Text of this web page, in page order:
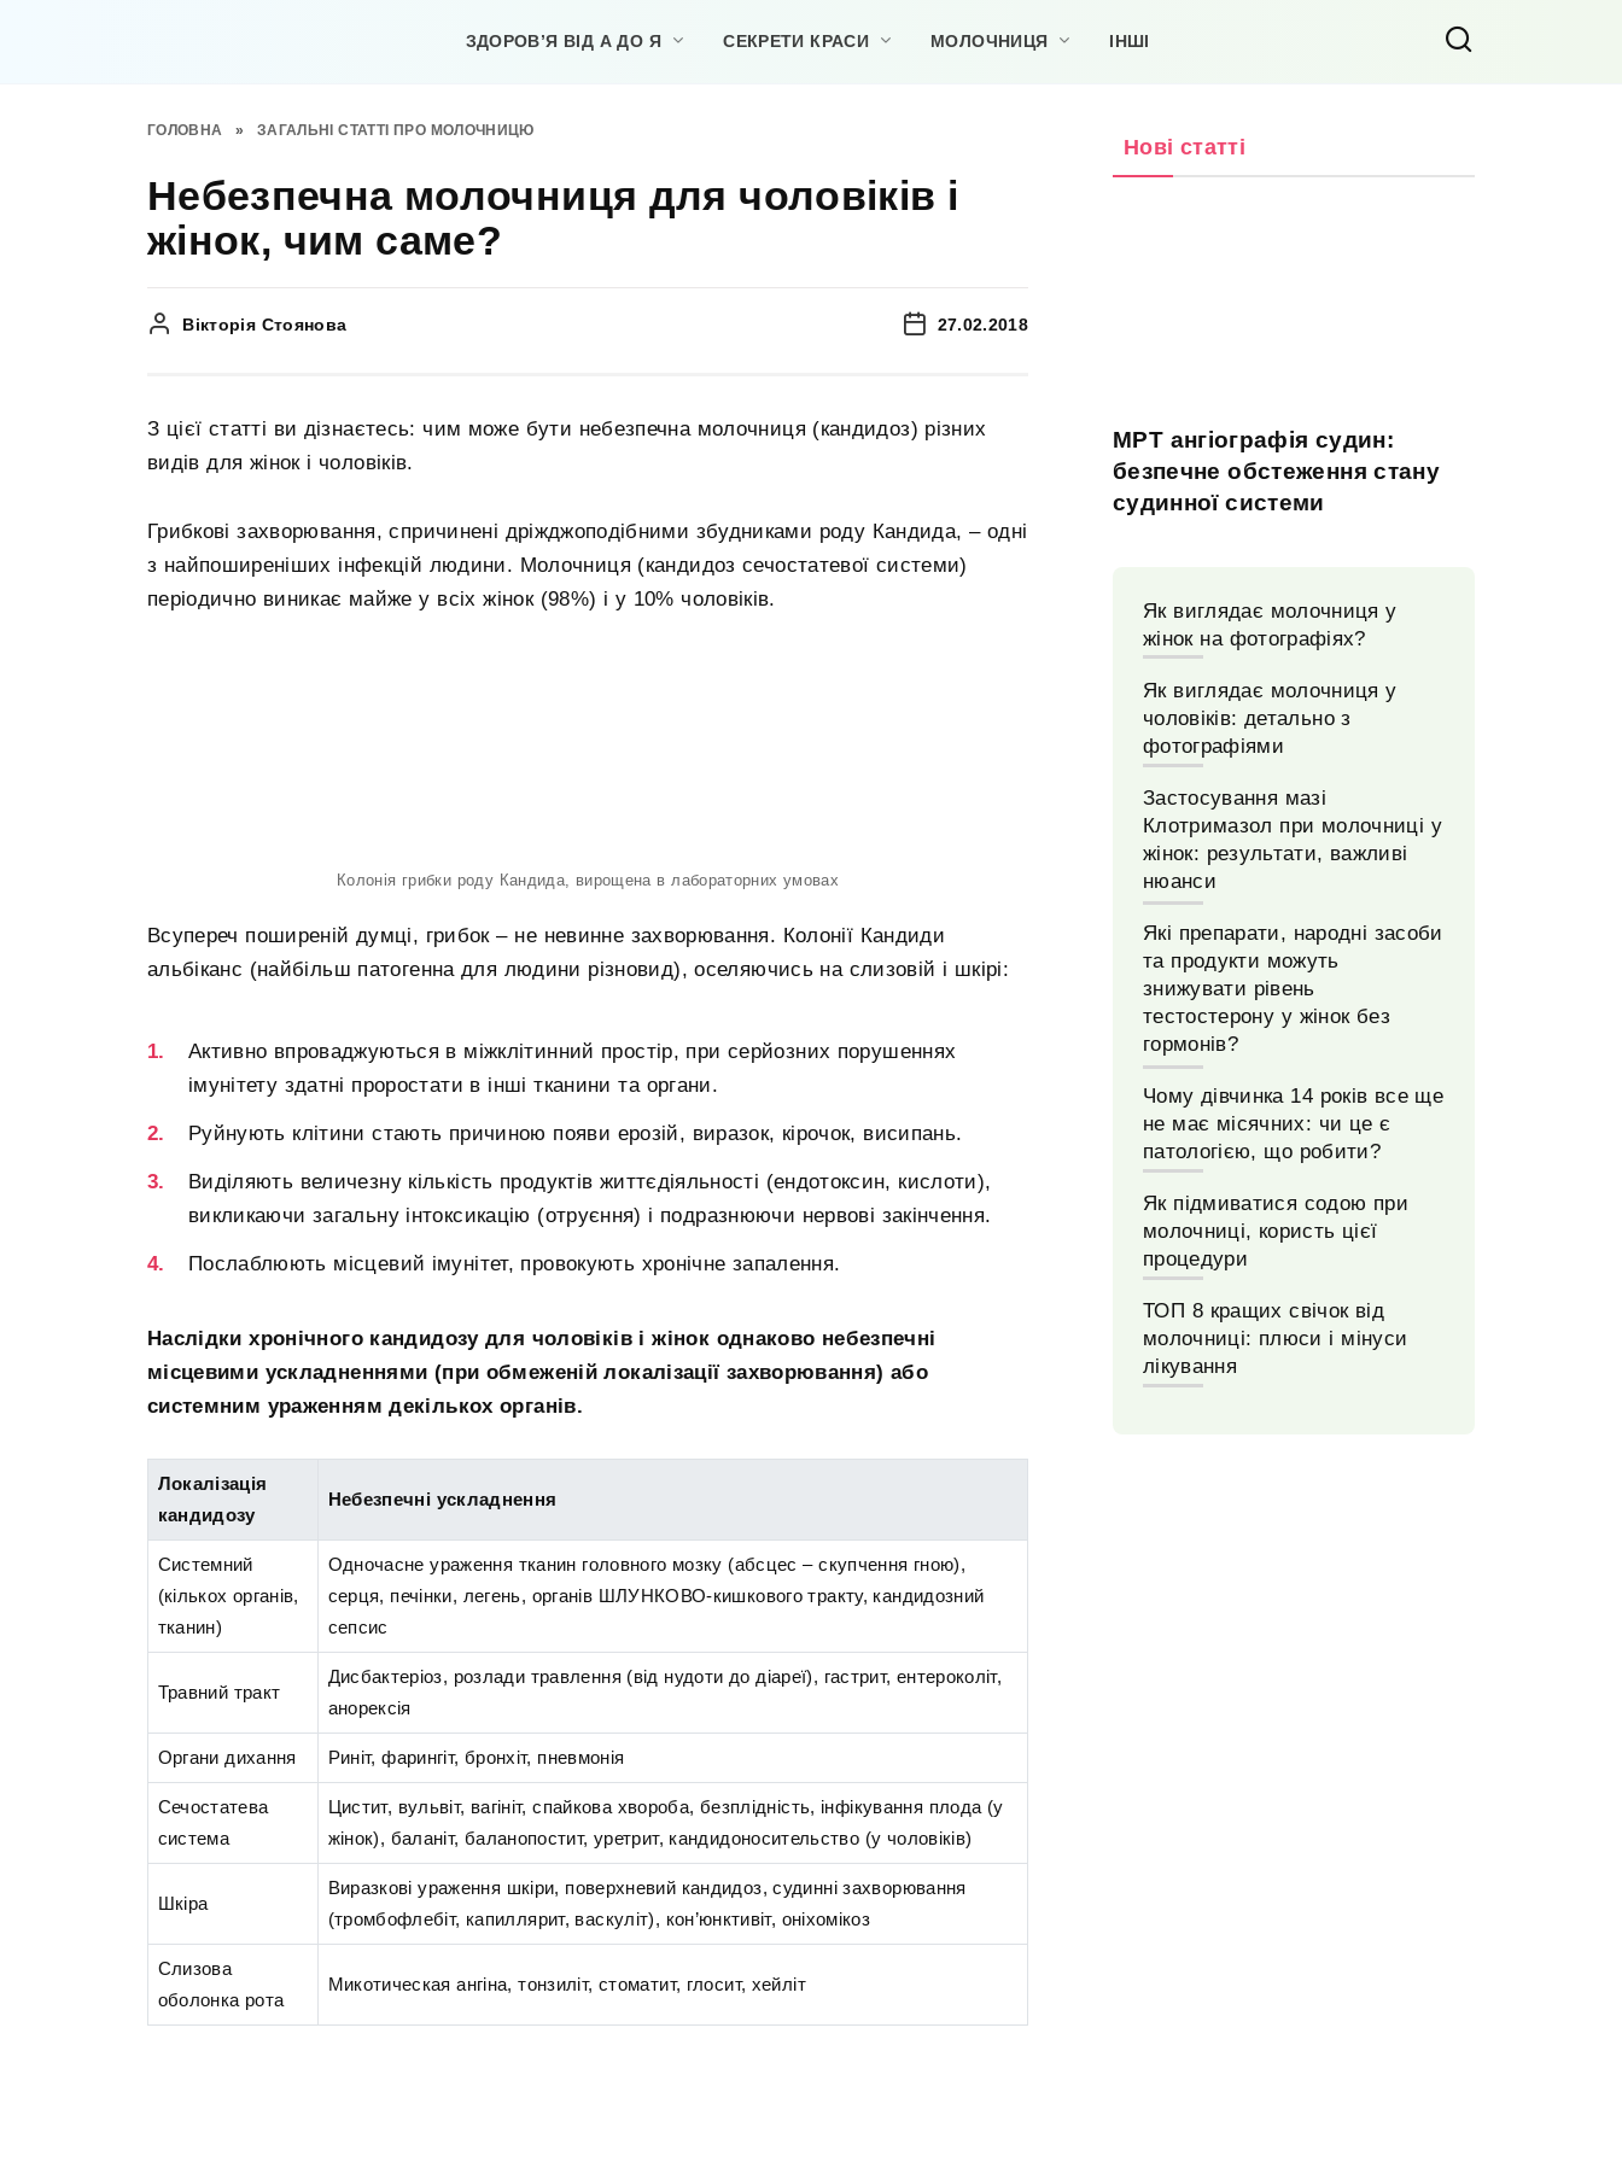
ЗДОРОВ’Я ВІД А ДО Я СЕКРЕТИ КРАСИ МОЛОЧНИЦЯ ІНШІ
ГОЛОВНА » ЗАГАЛЬНІ СТАТТІ ПРО МОЛОЧНИЦЮ
Небезпечна молочниця для чоловіків і
жінок, чим саме?
Вікторія Стоянова 27.02.2018
З цієї статті ви дізнаєтесь: чим може бути небезпечна молочниця (кандидоз) різних
видів для жінок і чоловіків.
Грибкові захворювання, спричинені дріжджоподібними збудниками роду Кандида, – одні
з найпоширеніших інфекцій людини. Молочниця (кандидоз сечостатевої системи)
періодично виникає майже у всіх жінок (98%) і у 10% чоловіків.
Колонія грибки роду Кандида, вирощена в лабораторних умовах
Всупереч поширеній думці, грибок – не невинне захворювання. Колонії Кандиди
альбіканс (найбільш патогенна для людини різновид), оселяючись на слизовій і шкірі:
Активно впроваджуються в міжклітинний простір, при серйозних порушеннях
імунітету здатні проростати в інші тканини та органи.
Руйнують клітини стають причиною появи ерозій, виразок, кірочок, висипань.
Виділяють величезну кількість продуктів життєдіяльності (ендотоксин, кислоти),
викликаючи загальну інтоксикацію (отруєння) і подразнюючи нервові закінчення.
Послаблюють місцевий імунітет, провокують хронічне запалення.
Наслідки хронічного кандидозу для чоловіків і жінок однаково небезпечні
місцевими ускладненнями (при обмеженій локалізації захворювання) або
системним ураженням декількох органів.
Локалізація
кандидозу
Небезпечні ускладнення
Системний
(кількох органів,
тканин)
Одночасне ураження тканин головного мозку (абсцес – скупчення гною),
серця, печінки, легень, органів ШЛУНКОВО-кишкового тракту, кандидозний
сепсис
Травний тракт
Дисбактеріоз, розлади травлення (від нудоти до діареї), гастрит, ентероколіт,
анорексія
Органи дихання Риніт, фарингіт, бронхіт, пневмонія
Сечостатева
система
Цистит, вульвіт, вагініт, спайкова хвороба, безплідність, інфікування плода (у
жінок), баланіт, баланопостит, уретрит, кандидоносительство (у чоловіків)
Шкіра
Виразкові ураження шкіри, поверхневий кандидоз, судинні захворювання
(тромбофлебіт, капиллярит, васкуліт), кон’юнктивіт, оніхомікоз
Слизова
оболонка рота
Микотическая ангіна, тонзиліт, стоматит, глосит, хейліт
Нові статті
МРТ ангіографія судин:
безпечне обстеження стану
судинної системи
Як виглядає молочниця у
жінок на фотографіях?
Як виглядає молочниця у
чоловіків: детально з
фотографіями
Застосування мазі
Клотримазол при молочниці у
жінок: результати, важливі
нюанси
Які препарати, народні засоби
та продукти можуть
знижувати рівень
тестостерону у жінок без
гормонів?
Чому дівчинка 14 років все ще
не має місячних: чи це є
патологією, що робити?
Як підмиватися содою при
молочниці, користь цієї
процедури
ТОП 8 кращих свічок від
молочниці: плюси і мінуси
лікування